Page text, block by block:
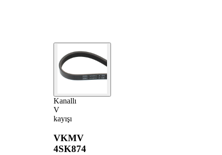
Kanallı
V
kayışı
VKMV
4SK874